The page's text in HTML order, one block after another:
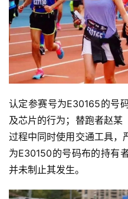
认定参赛号为E30165的号
及芯片的行为；替跑者赵某
过程中同时使用交通工具，
为E30150的号码布的持有
并未制止其发生。